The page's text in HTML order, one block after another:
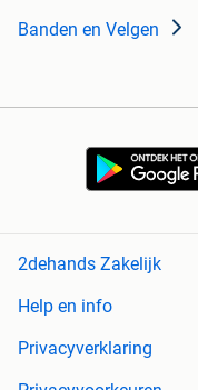
Banden en Velgen
2dehands Zakelijk
Help en info
Privacyverklaring